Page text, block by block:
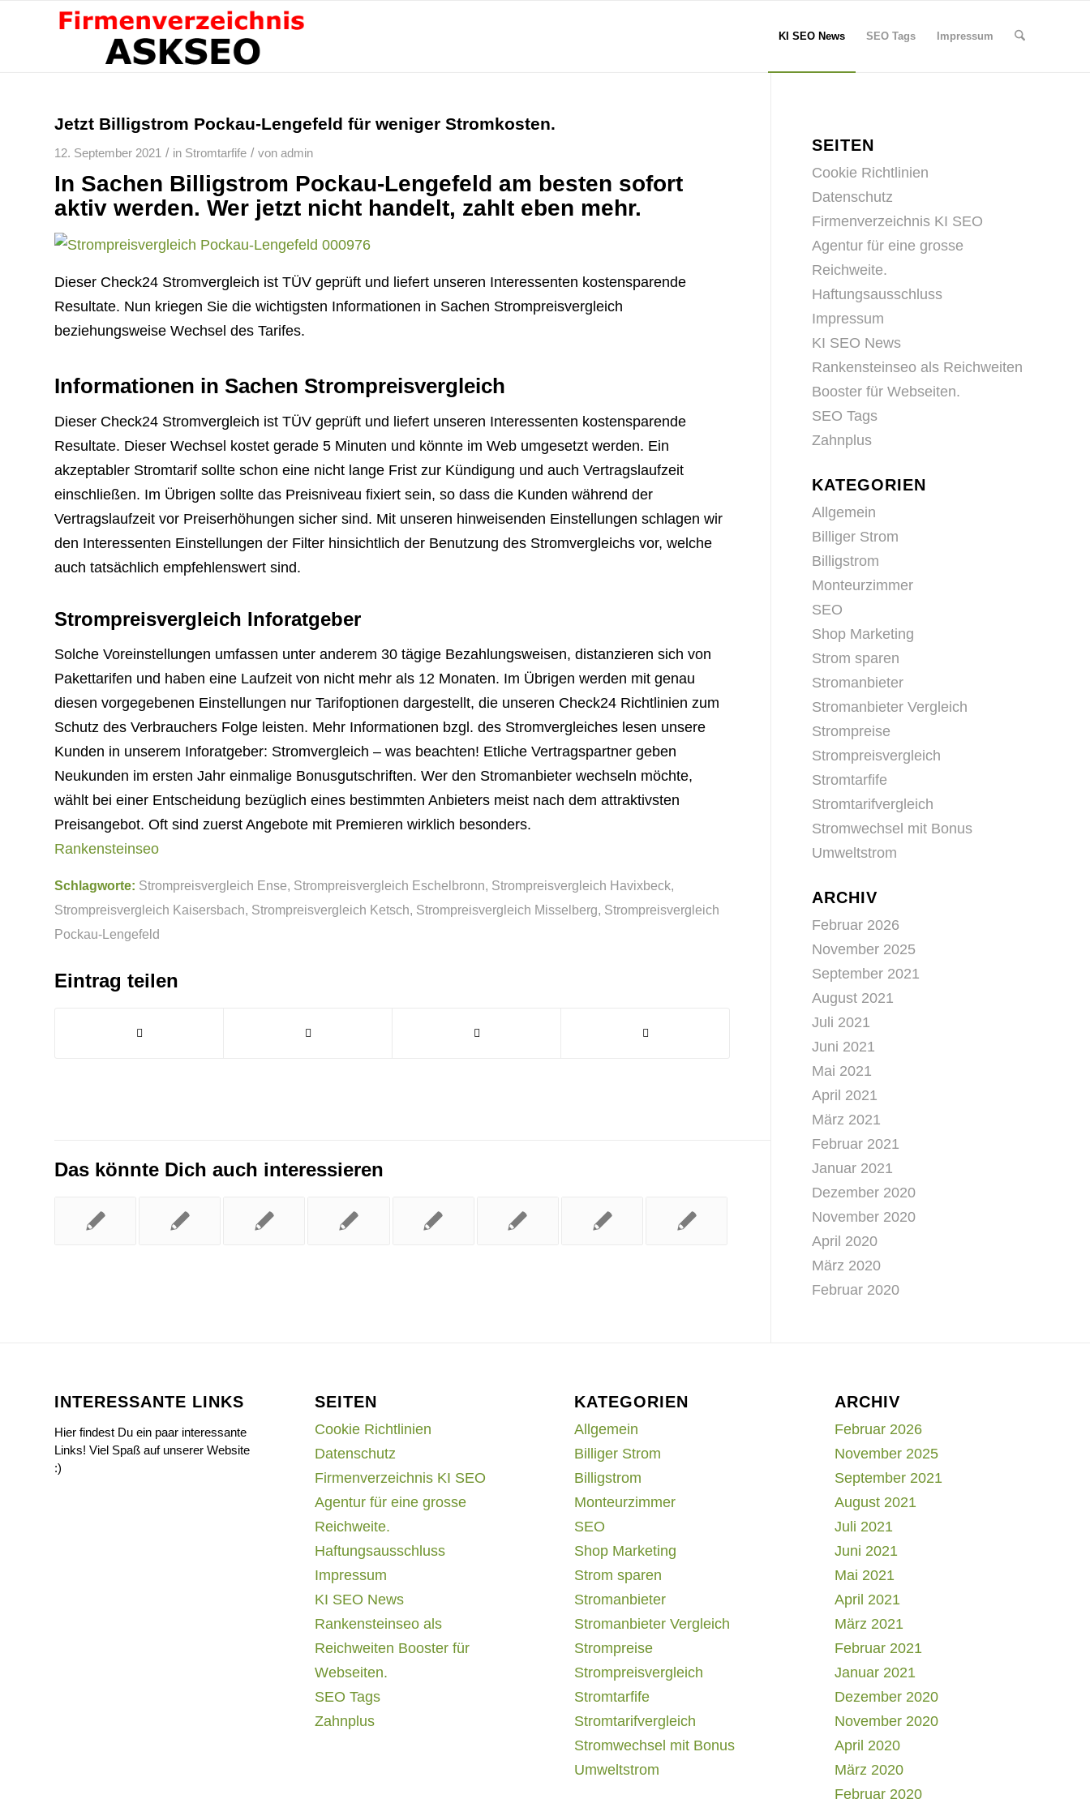
KI SEO News SEO Tags Impressum
Jetzt Billigstrom Pockau-Lengefeld für weniger Stromkosten.
12. September 2021 / in Stromtarfife / von admin
In Sachen Billigstrom Pockau-Lengefeld am besten sofort
aktiv werden. Wer jetzt nicht handelt, zahlt eben mehr.
Dieser Check24 Stromvergleich ist TÜV geprüft und liefert unseren Interessenten kostensparende
Resultate. Nun kriegen Sie die wichtigsten Informationen in Sachen Strompreisvergleich
beziehungsweise Wechsel des Tarifes.
Informationen in Sachen Strompreisvergleich
Dieser Check24 Stromvergleich ist TÜV geprüft und liefert unseren Interessenten kostensparende
Resultate. Dieser Wechsel kostet gerade 5 Minuten und könnte im Web umgesetzt werden. Ein
akzeptabler Stromtarif sollte schon eine nicht lange Frist zur Kündigung und auch Vertragslaufzeit
einschließen. Im Übrigen sollte das Preisniveau fixiert sein, so dass die Kunden während der
Vertragslaufzeit vor Preiserhöhungen sicher sind. Mit unseren hinweisenden Einstellungen schlagen wir
den Interessenten Einstellungen der Filter hinsichtlich der Benutzung des Stromvergleichs vor, welche
auch tatsächlich empfehlenswert sind.
Strompreisvergleich Inforatgeber
Solche Voreinstellungen umfassen unter anderem 30 tägige Bezahlungsweisen, distanzieren sich von
Pakettarifen und haben eine Laufzeit von nicht mehr als 12 Monaten. Im Übrigen werden mit genau
diesen vorgegebenen Einstellungen nur Tarifoptionen dargestellt, die unseren Check24 Richtlinien zum
Schutz des Verbrauchers Folge leisten. Mehr Informationen bzgl. des Stromvergleiches lesen unsere
Kunden in unserem Inforatgeber: Stromvergleich – was beachten! Etliche Vertragspartner geben
Neukunden im ersten Jahr einmalige Bonusgutschriften. Wer den Stromanbieter wechseln möchte,
wählt bei einer Entscheidung bezüglich eines bestimmten Anbieters meist nach dem attraktivsten
Preisangebot. Oft sind zuerst Angebote mit Premieren wirklich besonders.
Rankensteinseo
Schlagworte: Strompreisvergleich Ense, Strompreisvergleich Eschelbronn, Strompreisvergleich Havixbeck,
Strompreisvergleich Kaisersbach, Strompreisvergleich Ketsch, Strompreisvergleich Misselberg, Strompreisvergleich
Pockau-Lengefeld
Eintrag teilen
Das könnte Dich auch interessieren
SEITEN
Cookie Richtlinien
Datenschutz
Firmenverzeichnis KI SEO
Agentur für eine grosse
Reichweite.
Haftungsausschluss
Impressum
KI SEO News
Rankensteinseo als Reichweiten
Booster für Webseiten.
SEO Tags
Zahnplus
KATEGORIEN
Allgemein
Billiger Strom
Billigstrom
Monteurzimmer
SEO
Shop Marketing
Strom sparen
Stromanbieter
Stromanbieter Vergleich
Strompreise
Strompreisvergleich
Stromtarfife
Stromtarifvergleich
Stromwechsel mit Bonus
Umweltstrom
ARCHIV
Februar 2026
November 2025
September 2021
August 2021
Juli 2021
Juni 2021
Mai 2021
April 2021
März 2021
Februar 2021
Januar 2021
Dezember 2020
November 2020
April 2020
März 2020
Februar 2020
INTERESSANTE LINKS
Hier findest Du ein paar interessante
Links! Viel Spaß auf unserer Website
:)
SEITEN
Cookie Richtlinien
Datenschutz
Firmenverzeichnis KI SEO
Agentur für eine grosse
Reichweite.
Haftungsausschluss
Impressum
KI SEO News
Rankensteinseo als
Reichweiten Booster für
Webseiten.
SEO Tags
Zahnplus
KATEGORIEN
Allgemein
Billiger Strom
Billigstrom
Monteurzimmer
SEO
Shop Marketing
Strom sparen
Stromanbieter
Stromanbieter Vergleich
Strompreise
Strompreisvergleich
Stromtarfife
Stromtarifvergleich
Stromwechsel mit Bonus
Umweltstrom
ARCHIV
Februar 2026
November 2025
September 2021
August 2021
Juli 2021
Juni 2021
Mai 2021
April 2021
März 2021
Februar 2021
Januar 2021
Dezember 2020
November 2020
April 2020
März 2020
Februar 2020